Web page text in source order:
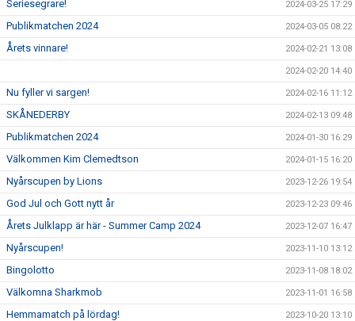
Seriesegrare! 2024-03-25 17:29
Publikmatchen 2024 2024-03-05 08:22
Årets vinnare! 2024-02-21 13:08
2024-02-20 14:40
Nu fyller vi sargen! 2024-02-16 11:12
SKÅNEDERBY 2024-02-13 09:48
Publikmatchen 2024 2024-01-30 16:29
Välkommen Kim Clemedtson 2024-01-15 16:20
Nyårscupen by Lions 2023-12-26 19:54
God Jul och Gott nytt år 2023-12-23 09:46
Årets Julklapp är här - Summer Camp 2024 2023-12-07 16:47
Nyårscupen! 2023-11-10 13:12
Bingolotto 2023-11-08 18:02
Välkomna Sharkmob 2023-11-01 16:58
Hemmamatch på lördag! 2023-10-20 13:10